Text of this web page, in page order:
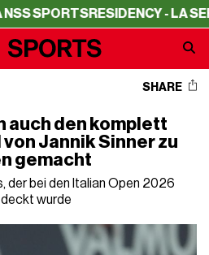
RESIDENCY - LA SERIE A
SHARE
auch den komplett
Jannik Sinner zu
gemacht
der bei den Italian Open 2026
wurde